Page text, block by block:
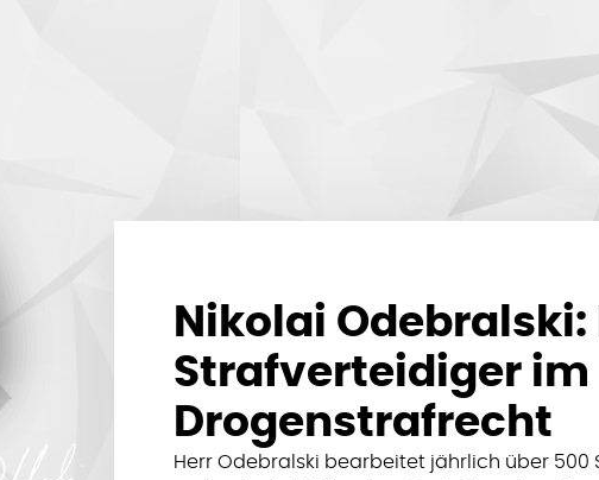
Nikolai Odebralski:
Strafverteidiger im
Drogenstrafrecht
Herr Odebralski bearbeitet jährlich über 500